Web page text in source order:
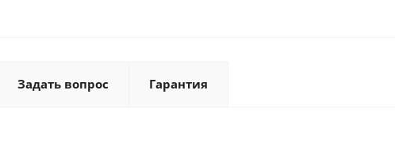
Задать вопрос Гарантия